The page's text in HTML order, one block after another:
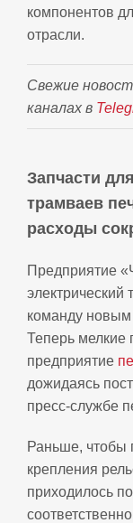
компонентов
отрасли.
Свежие
каналах в
Запчасти
трамваев
расходы
Предприятие
электрический
команду новым
Теперь мелкие
предприятие
дожидаясь
пресс‑службе
Раньше, чтобы
крепления
приходилось